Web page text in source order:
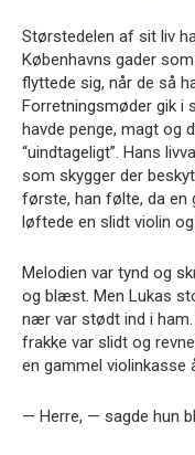
Størstedelen af sit liv
Københavns gader
flyttede sig, når de så
Forretningsmøder gik i
havde penge, magt og
“uindtageligt”. Hans
som skygger der
første, han følte, da en
løftede en slidt violin
Melodien var tynd og
og blæst. Men Lukas
nær var stødt ind i
frakke var slidt og
en gammel violinkasse
— Herre, — sagde hun